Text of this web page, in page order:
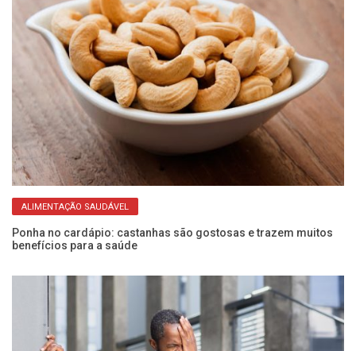
ALIMENTAÇÃO SAUDÁVEL
Ponha no cardápio: castanhas são gostosas e trazem muitos
benefícios para a saúde